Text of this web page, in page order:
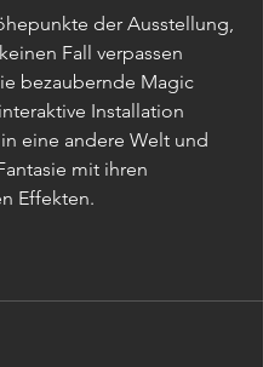
der Ausstellung,
Fall verpassen
bezaubernde Magic
Installation
eine andere Welt und
mit ihren
Effekten.